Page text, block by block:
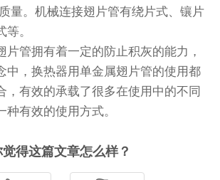
量。机械连接翅片管有绕片式、镶片
。
片管拥有着一定的防止积灰的能力，
中，换热器用单金属翅片管的使用都
，有效的承载了很多在使用中的不同
有效的使用方式。
觉得这篇文章怎么样？